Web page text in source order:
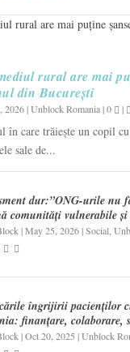
rural are mai
din București
2026|Unblock Romania|0 |
în care trăiește un copil
sale de...
dur:”ONG-urile nu
comunități vulnerabile și
|May 25, 2026|Social ,
îngrijirii pacienților
finanțare, colaborare,
|Oct 20, 2025 |Unblock